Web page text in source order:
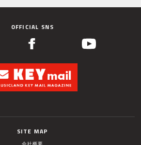
OFFICIAL SNS
SITE MAP
会社概要